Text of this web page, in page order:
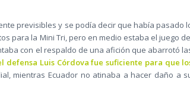
previsibles y se podía decir que había pasado
para la Mini Tri, pero en medio estaba el juego
con el respaldo de una afición que abarrotó
defensa Luis Córdova fue suficiente para que
mientras Ecuador no atinaba a hacer daño a